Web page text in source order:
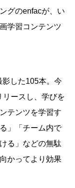
グのenfacが、い
学習コンテンツ
した105本。今
ースし、学びを
テンツを学習す
」「チーム内で
る」などの無駄
かってより効果